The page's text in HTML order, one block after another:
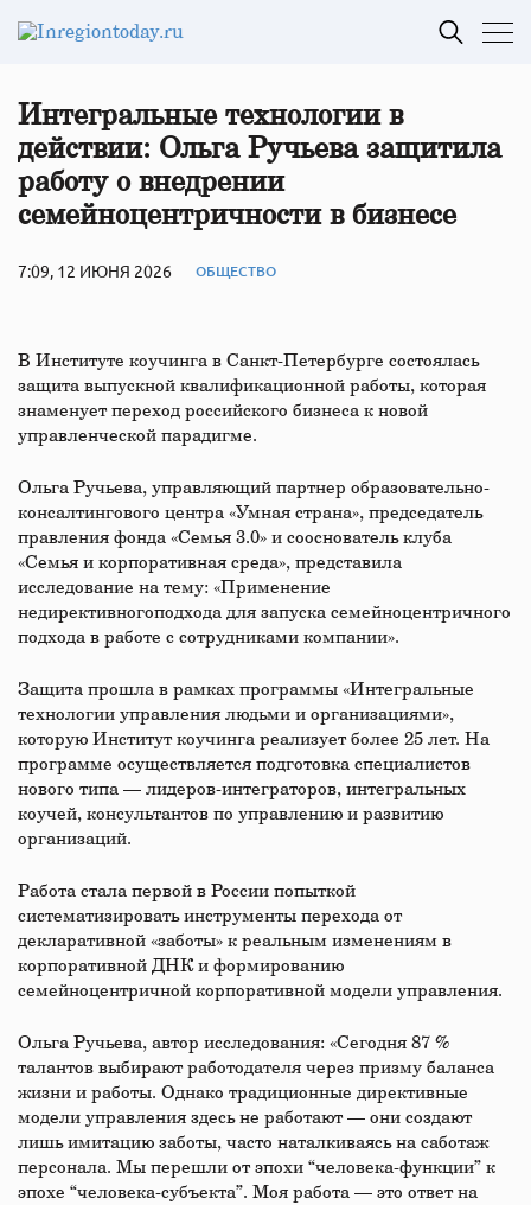
Интегральные технологии в
действии: Ольга Ручьева защитила
работу о внедрении
семейноцентричности в бизнесе
7:09, 12 ИЮНЯ 2026 ОБЩЕСТВО
В Институте коучинга в Санкт-Петербурге состоялась
защита выпускной квалификационной работы, которая
знаменует переход российского бизнеса к новой
управленческой парадигме.
Ольга Ручьева, управляющий партнер образовательно-
консалтингового центра «Умная страна», председатель
правления фонда «Семья 3.0» и сооснователь клуба
«Семья и корпоративная среда», представила
исследование на тему: «Применение
недирективногоподхода для запуска семейноцентричного
подхода в работе с сотрудниками компании».
Защита прошла в рамках программы «Интегральные
технологии управления людьми и организациями»,
которую Институт коучинга реализует более 25 лет. На
программе осуществляется подготовка специалистов
нового типа — лидеров-интеграторов, интегральных
коучей, консультантов по управлению и развитию
организаций.
Работа стала первой в России попыткой
систематизировать инструменты перехода от
декларативной «заботы» к реальным изменениям в
корпоративной ДНК и формированию
семейноцентричной корпоративной модели управления.
Ольга Ручьева, автор исследования: «Сегодня 87 %
талантов выбирают работодателя через призму баланса
жизни и работы. Однако традиционные директивные
модели управления здесь не работают — они создают
лишь имитацию заботы, часто наталкиваясь на саботаж
персонала. Мы перешли от эпохи “человека-функции” к
эпохе “человека-субъекта”. Моя работа — это ответ на